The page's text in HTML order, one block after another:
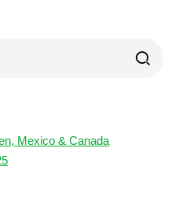
Mexico & Canada